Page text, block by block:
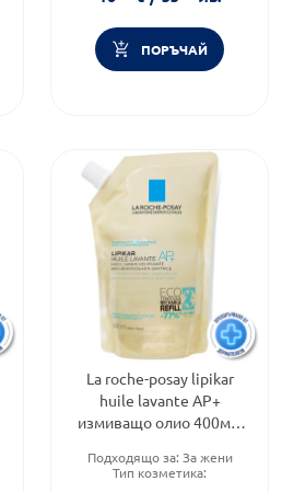
Форма на продукта:олио
ПОРЪЧАЙ
La roche-posay lipikar
huile lavante AP+
измиващо олио 400мл.
30.10.2026 г.
Подходящо за: За жени
Тип козметика: